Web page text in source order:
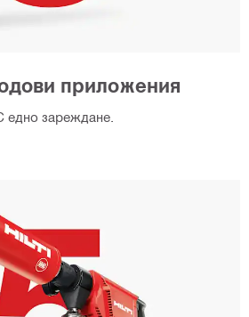
приложения
едно зареждане.